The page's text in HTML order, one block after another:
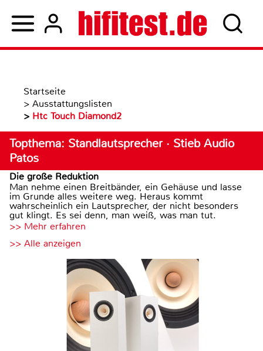
Startseite
> Ausstattungslisten
> Htc Touch Diamond2
Topthema: Standlautsprecher · Stieb Audio
Patos
Die große Reduktion
Man nehme einen Breitbänder, ein Gehäuse und lasse
im Grunde alles weitere weg. Heraus kommt
wahrscheinlich ein Lautsprecher, der nicht besonders
gut klingt. Es sei denn, man weiß, was man tut.
>> Mehr erfahren
>> Alle anzeigen